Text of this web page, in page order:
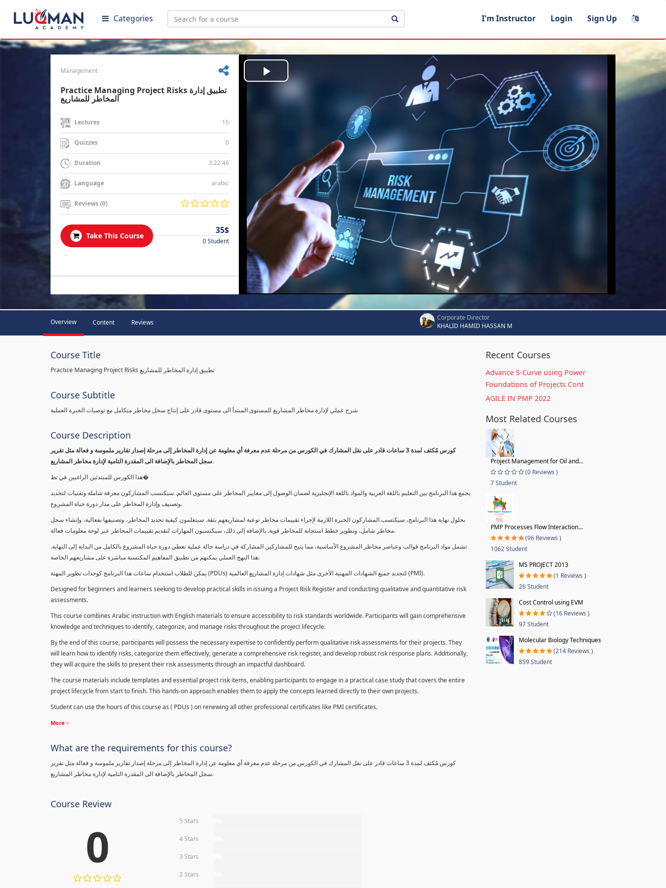
Categories I'm Instructor Login Sign Up
Management
Practice Managing Project Risks تطبيق إدارة
المخاطر للمشاريع
Lectures 15
Quizzes 0
Duration 3:22:46
Language arabic
Reviews (0)
Take This Course
35$
0 Student
.
Play
Video
Overview Content Reviews
Corporate Director
KHALID HAMID HASSAN M
Course Title
Practice Managing Project Risks تطبيق إدارة المخاطر للمشاريع
Course Subtitle
شرح عملي لإدارة مخاطر المشاريع للمستوى المبتدأ الى مستوى قادر على إنتاج سجل مخاطر متكامل مع توصيات الخبرة العملية
Course Description
كورس مٌكثف لمدة 3 ساعات قادر على نقل المشارك في الكورس من مرحلة عدم معرفة أي معلومة عن إدارة المخاطر إلى مرحلة إصدار تقارير ملموسة و فعالة مثل تقرير
سجل المخاطر بالإضافة الى المقدرة التامية لإدارة مخاطر المشاريع.
هذا الكورس للمبتدئين الراغبين في تط�
يجمع هذا البرنامج بين التعليم باللغة العربية والمواد باللغة الإنجليزية لضمان الوصول إلى معايير المخاطر على مستوى العالم. سيكتسب المشاركون معرفة شاملة وتقنيات لتحديد
وتصنيف وإدارة المخاطر على مدار دورة حياة المشروع.
بحلول نهاية هذا البرنامج، سيكتسب المشاركون الخبرة اللازمة لإجراء تقييمات مخاطر نوعية لمشاريعهم بثقة. سيتعلمون كيفية تحديد المخاطر، وتصنيفها بفعالية، وإنشاء سجل
مخاطر شامل، وتطوير خطط استجابة للمخاطر قوية. بالإضافة إلى ذلك، سيكتسبون المهارات لتقديم تقييمات المخاطر عبر لوحة معلومات فعالة.
تشمل مواد البرنامج قوالب وعناصر مخاطر المشروع الأساسية، مما يتيح للمشاركين المشاركة في دراسة حالة عملية تغطي دورة حياة المشروع بالكامل من البداية إلى النهاية.
هذا النهج العملي يمكنهم من تطبيق المفاهيم المكتسبة مباشرة على مشاريعهم الخاصة.
يمكن للطلاب استخدام ساعات هذا البرنامج كوحدات تطوير المهنة (PDUs) لتجديد جميع الشهادات المهنية الأخرى مثل شهادات إدارة المشاريع العالمية (PMI).
Designed for beginners and learners seeking to develop practical skills in issuing a Project Risk Register and conducting qualitative and quantitative risk
assessments.
This course combines Arabic instruction with English materials to ensure accessibility to risk standards worldwide. Participants will gain comprehensive
knowledge and techniques to identify, categorize, and manage risks throughout the project lifecycle.
By the end of this course, participants will possess the necessary expertise to confidently perform qualitative risk assessments for their projects. They
will learn how to identify risks, categorize them effectively, generate a comprehensive risk register, and develop robust risk response plans. Additionally,
they will acquire the skills to present their risk assessments through an impactful dashboard.
The course materials include templates and essential project risk items, enabling participants to engage in a practical case study that covers the entire
project lifecycle from start to finish. This hands-on approach enables them to apply the concepts learned directly to their own projects.
Student can use the hours of this course as ( PDUs ) on renewing all other professional certificates like PMI certificates.
More
What are the requirements for this course?
كورس مٌكثف لمدة 3 ساعات قادر على نقل المشارك في الكورس من مرحلة عدم معرفة أي معلومة عن إدارة المخاطر إلى مرحلة إصدار تقارير ملموسة و فعالة مثل تقرير
سجل المخاطر بالإضافة الى المقدرة التامية لإدارة مخاطر المشاريع.
Course Review
0 5 Stars
4 Stars
3 Stars
2 Stars
Recent Courses
Advance S-Curve using Power
Foundations of Projects Cont
AGILE IN PMP 2022
Most Related Courses
Project Management for Oil and...
(0 Reviews )
7 Student
PMP Processes Flow Interaction...
(96 Reviews )
1062 Student
MS PROJECT 2013
(1 Reviews )
26 Student
Cost Control using EVM
(16 Reviews )
97 Student
Molecular Biology Techniques
(214 Reviews )
859 Student